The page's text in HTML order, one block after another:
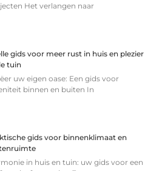
Het verlangen naar
gids voor meer rust in huis en plezier
tuin
uw eigen oase: Een gids voor
binnen en buiten In
gids voor binnenklimaat en
in huis en tuin: uw gids voor een